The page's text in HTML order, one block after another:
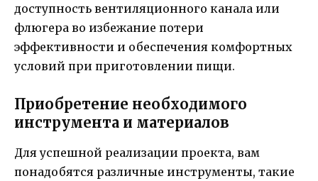
доступность вентиляционного канала или
флюгера во избежание потери
эффективности и обеспечения комфортных
условий при приготовлении пищи.
Приобретение необходимого
инструмента и материалов
Для успешной реализации проекта, вам
понадобятся различные инструменты, такие